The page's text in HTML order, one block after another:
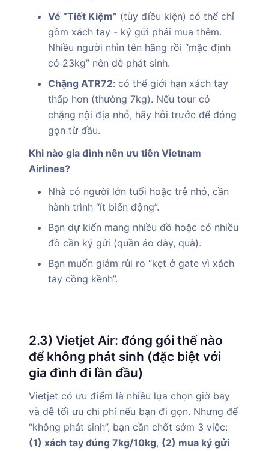
Vé “Tiết Kiệm” (tùy điều kiện) có thể chỉ
gồm xách tay - ký gửi phải mua thêm.
Nhiều người nhìn tên hãng rồi “mặc định
có 23kg” nên dễ phát sinh.
Chặng ATR72: có thể giới hạn xách tay
thấp hơn (thường 7kg). Nếu tour có
chặng nội địa nhỏ, hãy hỏi trước để đóng
gọn từ đầu.
Khi nào gia đình nên ưu tiên Vietnam
Airlines?
Nhà có người lớn tuổi hoặc trẻ nhỏ, cần
hành trình “ít biến động”.
Bạn dự kiến mang nhiều đồ hoặc có nhiều
đồ cần ký gửi (quần áo dày, quà).
Bạn muốn giảm rủi ro “kẹt ở gate vì xách
tay cồng kềnh”.
2.3) Vietjet Air: đóng gói thế nào
để không phát sinh (đặc biệt với
gia đình đi lần đầu)
Vietjet có ưu điểm là nhiều lựa chọn giờ bay
và dễ tối ưu chi phí nếu bạn đi gọn. Nhưng để
“không phát sinh”, bạn cần chốt sớm 3 việc:
(1) xách tay đúng 7kg/10kg, (2) mua ký gửi